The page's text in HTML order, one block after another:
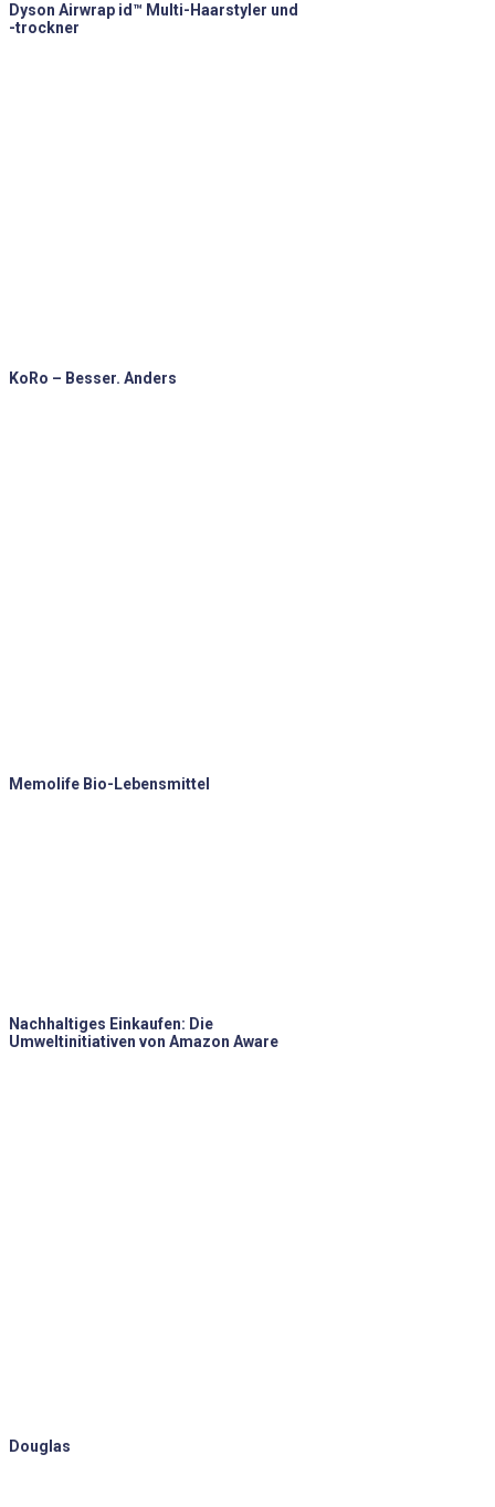
Dyson Airwrap id™ Multi-Haarstyler und
-trockner
KoRo – Besser. Anders
Memolife Bio-Lebensmittel
Nachhaltiges Einkaufen: Die
Umweltinitiativen von Amazon Aware
Douglas